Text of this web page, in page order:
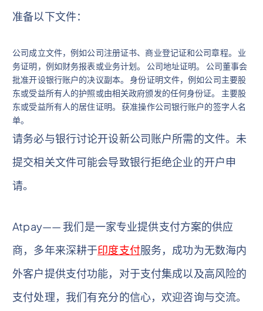
准备以下文件：
公司成立文件，例如公司注册证书、商业登记证和公司章程。 业
务证明，例如财务报表或业务计划。 公司地址证明。 公司董事会
批准开设银行账户的决议副本。 身份证明文件，例如公司主要股
东或受益所有人的护照或由相关政府颁发的任何身份证。 主要股
东或受益所有人的居住证明。 获准操作公司银行账户的签字人名
单。
请务必与银行讨论开设新公司账户所需的文件。未
提交相关文件可能会导致银行拒绝企业的开户申
请。
Atpay—— 我们是一家专业提供支付方案的供应
商，多年来深耕于印度支付服务，成功为无数海内
外客户提供支付功能，对于支付集成以及高风险的
支付处理，我们有充分的信心，欢迎咨询与交流。